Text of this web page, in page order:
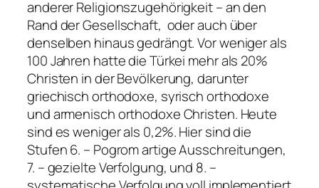
anderer Religionszugehörigkeit – an den
Rand der Gesellschaft, oder auch über
denselben hinaus gedrängt. Vor weniger als
100 Jahren hatte die Türkei mehr als 20%
Christen in der Bevölkerung, darunter
griechisch orthodoxe, syrisch orthodoxe
und armenisch orthodoxe Christen. Heute
sind es weniger als 0,2%. Hier sind die
Stufen 6. – Pogrom artige Ausschreitungen,
7. – gezielte Verfolgung, und 8. –